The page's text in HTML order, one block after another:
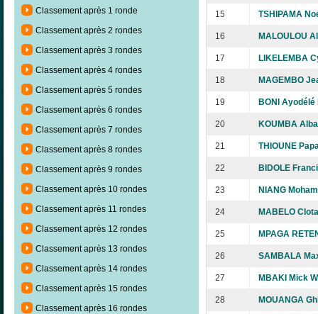
Classement après 1 ronde
Classement après 2 rondes
Classement après 3 rondes
Classement après 4 rondes
Classement après 5 rondes
Classement après 6 rondes
Classement après 7 rondes
Classement après 8 rondes
Classement après 9 rondes
Classement après 10 rondes
Classement après 11 rondes
Classement après 12 rondes
Classement après 13 rondes
Classement après 14 rondes
Classement après 15 rondes
Classement après 16 rondes
15 TSHIPAMA
16 MALOULOU
17 LIKELEMBA
18 MAGEMBO
19 BONI Ayodélé
20 KOUMBA
21 THIOUNE
22 BIDOLE
23 NIANG
24 MABELO
25 MPAGA
26 SAMBALA
27 MBAKI Mick
28 MOUANGA